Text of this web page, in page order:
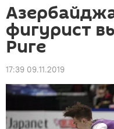
фигурист
Риге
17:39 09.11.2019